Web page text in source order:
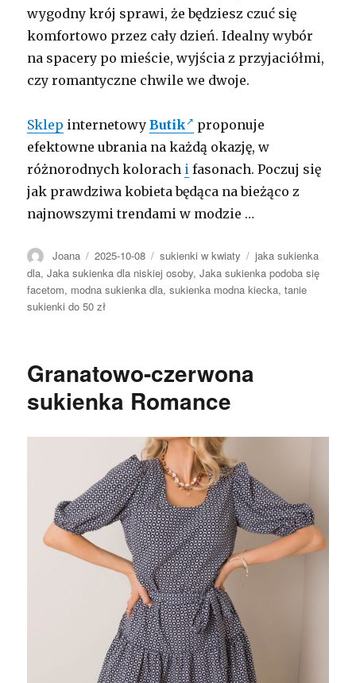
wygodny krój sprawi, że będziesz czuć się
komfortowo przez cały dzień. Idealny wybór
na spacery po mieście, wyjścia z przyjaciółmi,
czy romantyczne chwile we dwoje.
Sklep internetowyButik
proponuje
efektowne ubrania na każdą okazję, w
różnorodnych kolorach i fasonach. Poczuj się
jak prawdziwa kobieta będąca na bieżąco z
najnowszymi trendami w modzie …
Autor
Joana Opublikowano
2025-10-08 Kategorie
sukienki w kwiaty Tagi
jaka sukienka
dla,Jaka sukienka dla niskiej osoby,Jaka sukienka podoba się
facetom, modna sukienka dla,sukienka modna kiecka,tanie
sukienki do 50 zł
Granatowo-czerwona
sukienka Romance